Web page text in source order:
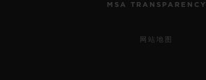
MSA TRANSPARENCY
网站地图